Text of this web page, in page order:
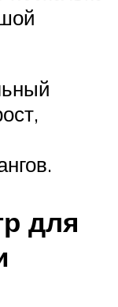
для